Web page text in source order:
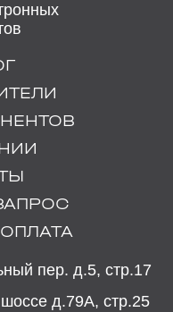
пер. д.5, стр.17
д.79А, стр.25